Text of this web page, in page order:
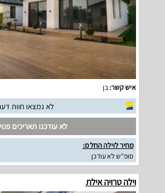
איש קשר: בן
לא נמצאו חוות
לא עודכנו תאריכים
מחיר לוילה החל מ:
סופ"ש לא עודכן
וילה טרויה אילת